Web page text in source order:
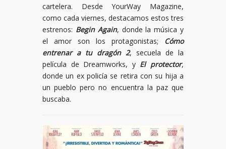
cartelera. Desde YourWay Magazine,
como cada viernes, destacamos estos tres
estrenos: Begin Again, donde la música y
el amor son los protagonistas;
Cómo
entrenar a tu dragón 2, secuela de la
película de Dreamworks, y El protector,
donde un ex policía se retira con su hija a
un pueblo pero no encuentra la paz que
buscaba.